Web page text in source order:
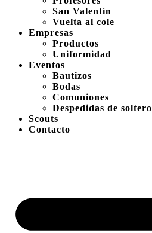
San Valentín
Vuelta al cole
Empresas
Productos
Uniformidad
Eventos
Bautizos
Bodas
Comuniones
Despedidas de soltero
Scouts
Contacto